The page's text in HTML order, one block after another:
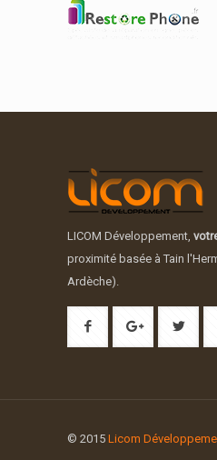
LICOM Développement,
proximité basée à Tain
Ardèche).
© 2015Licom